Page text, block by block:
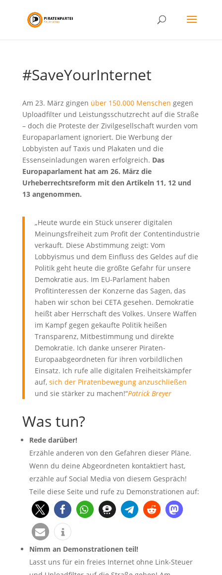
#SaveYourInternet
Am 23. März gingen über 150.000 Menschen gegen
Uploadfilter und Leistungsschutzrecht auf die Straße
– doch die Proteste der Zivilgesellschaft wurden vom
Europaparlament ignoriert. Die Werbung der
Lobbyisten auf Taxis und Plakaten und die
Essenseinladungen waren erfolgreich. Das
Europaparlament hat am 26. März die
Urheberrechtsreform mit den Artikeln 11, 12 und
13 angenommen.
„Heute wurde ein Stück unserer digitalen
Meinungsfreiheit zum Profit der Contentindustrie
verkauft. Diese Abstimmung zeigt: Vom
Lobbyismus und dem Einfluss des Geldes auf die
Politik geht heute die größte Gefahr für unsere
Demokratie aus. Im EU-Parlament haben
Profitinteressen der Konzerne das Sagen, das
haben wir schon bei CETA gesehen. Demokratie
heißt aber Herrschaft des Volkes. Unsere Waffen
im Kampf gegen gekaufte Politik heißen
Transparenz, Mitbestimmung und direkte
Demokratie. Ich danke unserer Piraten-
Europaabgeordneten für ihren vorbildlichen
Einsatz. Ich rufe alle digitalen Freiheitskämpfer
auf, sich der Piratenbewegung anzuschließen
und sie stärker zu machen!“Patrick Breyer
Was tun?
Rede darüber!
Erzähle anderen von den Gefahren dieser Pläne.
Wenn du deine Abgeordneten kontaktiert hast,
erzähle auf Social Media von diesem Gespräch!
Teile diese Seite und rufe zu Demonstrationen auf:
Nimm an Demonstrationen teil!
Lasst uns für ein freies Internet ohne Link-Steuer